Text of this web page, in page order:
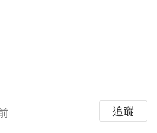
追蹤